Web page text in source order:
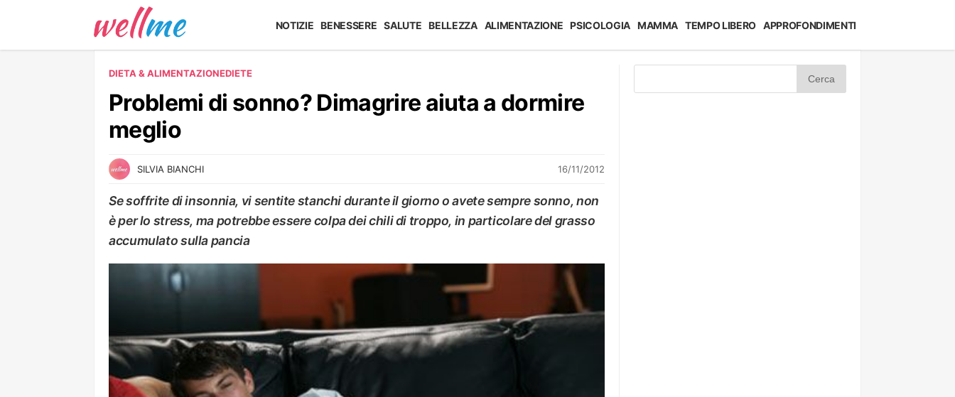
NOTIZIE BENESSERE SALUTE BELLEZZA ALIMENTAZIONE PSICOLOGIA MAMMA TEMPO LIBERO APPROFONDIMENTI
DIETA & ALIMENTAZIONEDIETE
Problemi di sonno? Dimagrire aiuta a dormire
meglio
SILVIA BIANCHI 16/11/2012
Se soffrite di insonnia, vi sentite stanchi durante il giorno o avete sempre sonno, non
è per lo stress, ma potrebbe essere colpa dei chili di troppo, in particolare del grasso
accumulato sulla pancia